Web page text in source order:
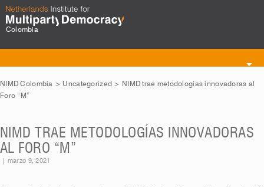
Colombia
Toggle
navigation
NIMD Colombia > Uncategorized > NIMD trae metodologías innovadoras al
Foro “M”
NIMD TRAE METODOLOGÍAS INNOVADORAS
AL FORO “M”
marzo 9, 2021